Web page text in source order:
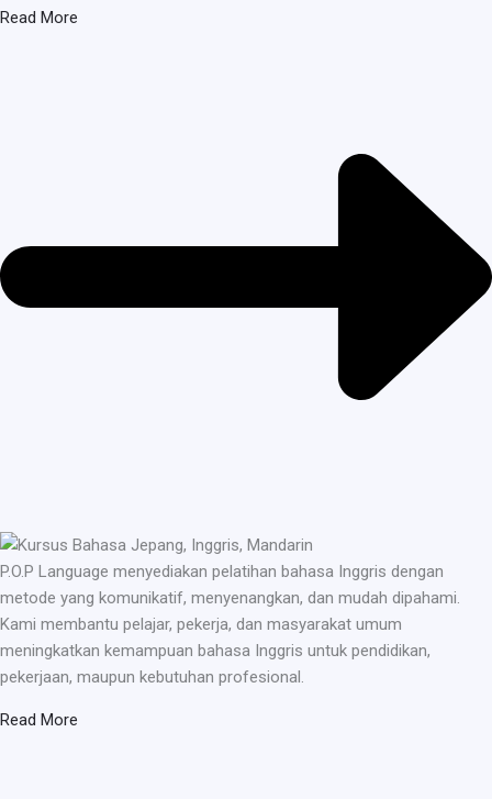
Read More
P.O.P Language menyediakan pelatihan bahasa Inggris dengan
metode yang komunikatif, menyenangkan, dan mudah dipahami.
Kami membantu pelajar, pekerja, dan masyarakat umum
meningkatkan kemampuan bahasa Inggris untuk pendidikan,
pekerjaan, maupun kebutuhan profesional.
Read More